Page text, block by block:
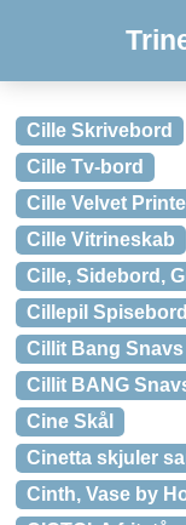
Cille Skrivebord
Cille Tv-bord
Cille Velvet
Cille Vitrineskab
Cille, Sidebord,
Cillepil Spisebord
Cillit Bang Snavs
Cillit BANG
Cine Skål
Cinetta skjuler
Cinth, Vase by